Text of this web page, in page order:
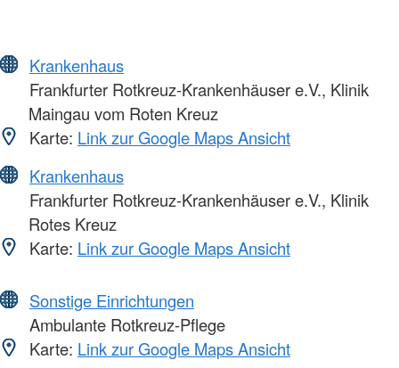
Krankenhaus
Frankfurter Rotkreuz-Krankenhäuser e.V., Klinik
Maingau vom Roten Kreuz
Karte: Link zur Google Maps Ansicht
Krankenhaus
Frankfurter Rotkreuz-Krankenhäuser e.V., Klinik
Rotes Kreuz
Karte: Link zur Google Maps Ansicht
Sonstige Einrichtungen
Ambulante Rotkreuz-Pflege
Karte: Link zur Google Maps Ansicht